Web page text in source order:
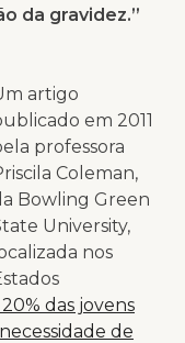
da gravidez.”
artigo
em 2011
professora
Coleman,
Bowling Green
University,
nos
das jovens
de